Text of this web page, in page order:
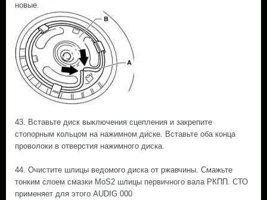
новые.
43. Вставьте диск выключения сцепления и закрепите
стопорным кольцом на нажимном диске. Вставьте оба конца
проволоки в отверстия нажимного диска.
44. Очистите шлицы ведомого диска от ржавчины. Смажьте
тонким слоем смазки MoS2 шлицы первичного вала РКПП. СТО
применяет для этого AUDIG 000